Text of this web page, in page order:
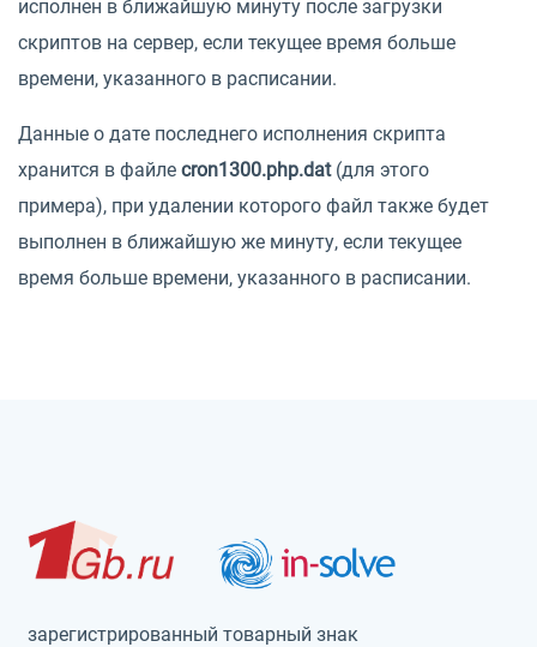
исполнен в ближайшую минуту после загрузки
скриптов на сервер, если текущее время больше
времени, указанного в расписании.
Данные о дате последнего исполнения скрипта
хранится в файле cron1300.php.dat(для этого
примера), при удалении которого файл также будет
выполнен в ближайшую же минуту, если текущее
время больше времени, указанного в расписании.
зарегистрированный товарный знак